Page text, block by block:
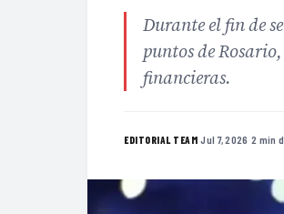
Durante el fin de
puntos de
financieras.
EDITORIAL TEAM·Jul 7, 2026 ·2 min